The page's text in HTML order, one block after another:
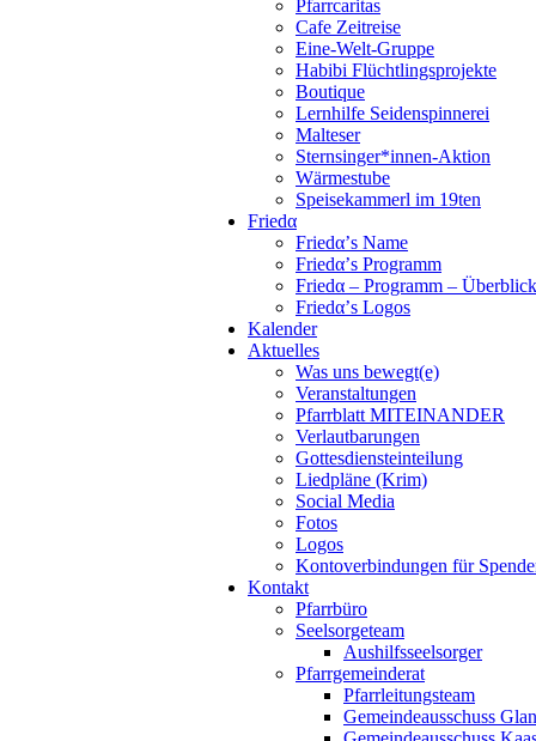
Pfarrcaritas
Cafe Zeitreise
Eine-Welt-Gruppe
Habibi Flüchtlingsprojekte
Boutique
Lernhilfe Seidenspinnerei
Malteser
Sternsinger*innen-Aktion
Wärmestube
Speisekammerl im 19ten
Friedα
Friedα’s Name
Friedα’s Programm
Friedα – Programm – Überblick
Friedα’s Logos
Kalender
Aktuelles
Was uns bewegt(e)
Veranstaltungen
Pfarrblatt MITEINANDER
Verlautbarungen
Gottesdiensteinteilung
Liedpläne (Krim)
Social Media
Fotos
Logos
Kontoverbindungen für
Kontakt
Pfarrbüro
Seelsorgeteam
Aushilfsseelsorger
Pfarrgemeinderat
Pfarrleitungsteam
Gemeindeausschuss